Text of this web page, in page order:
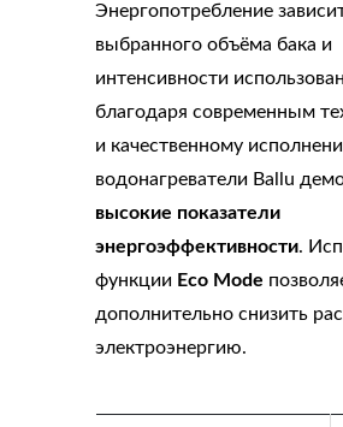
Энергопотребление
выбранного объёма бака и
интенсивности
благодаря современным
и качественному
водонагреватели Ballu
высокие показатели
энергоэффективности.
функции Eco Mode
дополнительно снизить
электроэнергию.